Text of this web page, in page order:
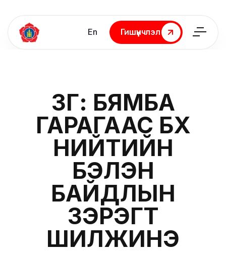
En
Гишүүнчлэл
Гишүүнчлэл
ЗГ: БЯМБА
ГАРАГААС БҮХ
НИЙТИЙН
БЭЛЭН
БАЙДЛЫН
ЗЭРЭГТ
ШИЛЖИНЭ